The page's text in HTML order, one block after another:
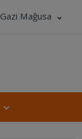
Gazi Mağusa